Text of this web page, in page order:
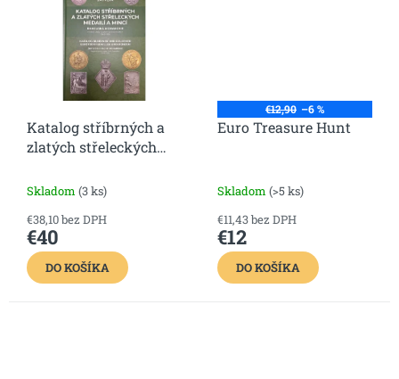
Katalog stříbrných a
zlatých střeleckých
Skladom (3 ks)
€38,10 bez DPH
€40
DO KOŠÍKA
€12,90 –6 %
Euro Treasure Hunt
Skladom (>5 ks)
€11,43 bez DPH
€12
DO KOŠÍKA